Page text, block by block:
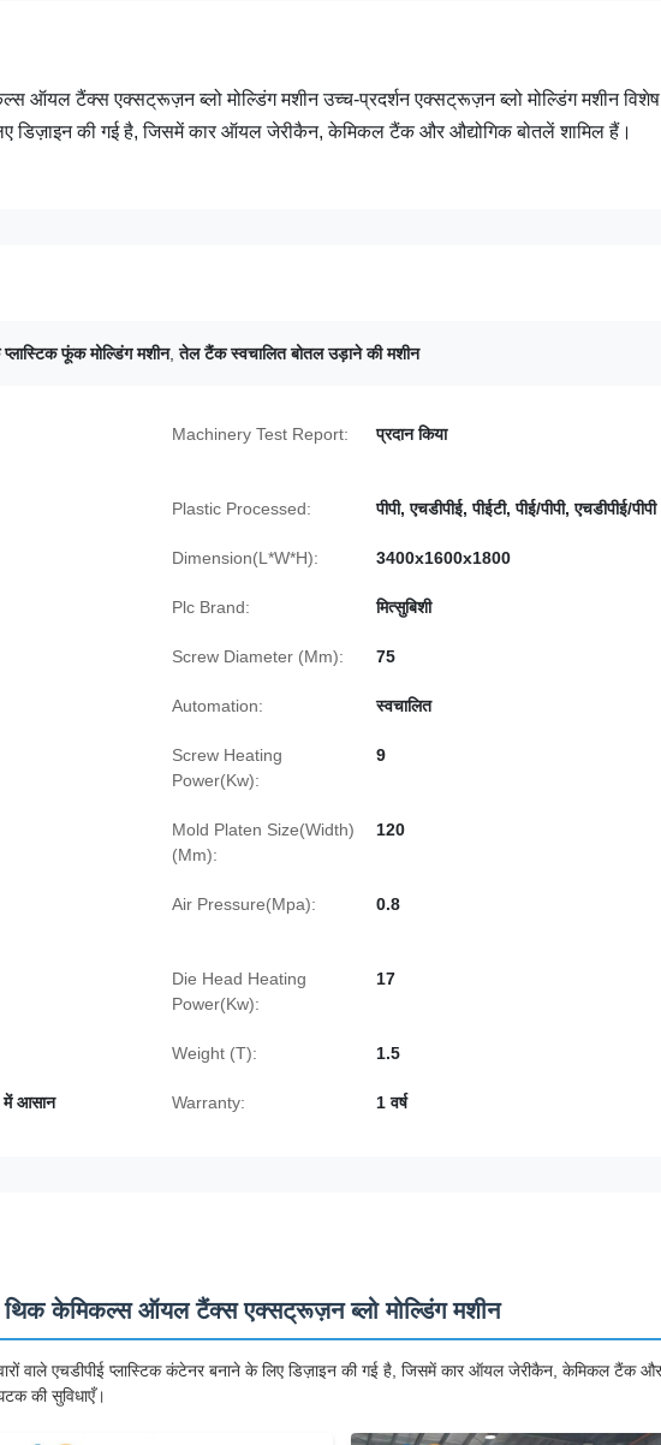
ऑयल टैंक्स एक्सट्रूज़न ब्लो मोल्डिंग मशीन उच्च-प्रदर्शन एक्सट्रूज़न ब्लो मोल्डिंग मशीन
डिज़ाइन की गई है, जिसमें कार ऑयल जेरीकैन, केमिकल टैंक और औद्योगिक बोतलें शामिल हैं।
फूंक मोल्डिंग मशीन,तेल टैंक स्वचालित बोतल उड़ाने की मशीन
Machinery Test Report: प्रदान किया
Plastic Processed: पीपी, एचडीपीई, पीईटी, पीई/पीपी, एचडीपीई/पीपी
Dimension(L*W*H): 3400x1600x1800
Plc Brand: मित्सुबिशी
Screw Diameter (Mm): 75
Automation: स्वचालित
Screw Heating
Power(Kw):
9
Mold Platen Size(Width)
(Mm):
120
Air Pressure(Mpa): 0.8
Die Head Heating
Power(Kw):
17
Weight (T): 1.5
में आसान Warranty: 1 वर्ष
थिक केमिकल्स ऑयल टैंक्स एक्सट्रूज़न ब्लो मोल्डिंग मशीन
वाले एचडीपीई प्लास्टिक कंटेनर बनाने के लिए डिज़ाइन की गई है, जिसमें कार ऑयल जेरीकैन, केमिकल टैंक और
की सुविधाएँ।